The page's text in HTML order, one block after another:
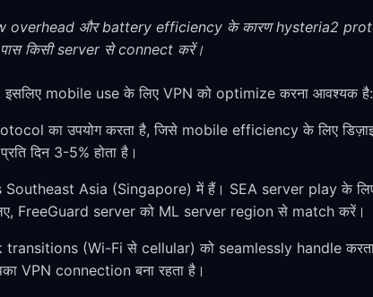
overhead और battery efficiency के कारण hysteria2
किसी server से connect करें।
mobile use के लिए VPN को optimize करना आवश्यक है:
का उपयोग करता है, जिसे mobile efficiency के लिए
दिन 3-5% होता है।
Asia (Singapore) में हैं। SEA server play के
FreeGuard server को ML server region से match करें।
(Wi-Fi से cellular) को seamlessly handle
VPN connection बना रहता है।